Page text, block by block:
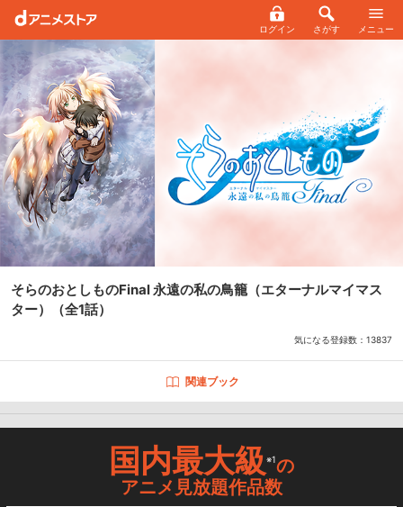
ログイン さがす メニュー
そらのおとしものFinal 永遠の私の鳥籠（エターナルマイマス
ター）
（全1話）
気になる登録数： 13837
関連ブック
国内最大級※1の
アニメ見放題作品数